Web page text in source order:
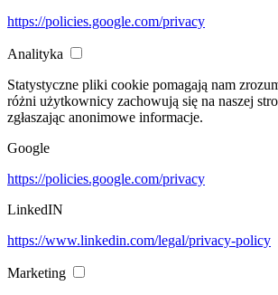
https://policies.google.com/privacy
Analityka
Statystyczne pliki cookie pomagają nam
różni użytkownicy zachowują się na naszej
zgłaszając anonimowe informacje.
Google
https://policies.google.com/privacy
LinkedIN
https://www.linkedin.com/legal/privacy-policy
Marketing